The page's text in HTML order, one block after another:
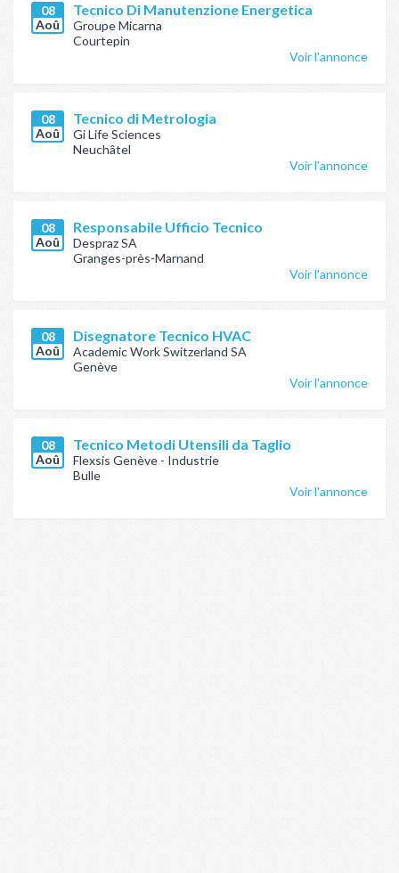
08
Aoû
Tecnico Di Manutenzione Energetica
Groupe Micarna
Courtepin
Voir l'annonce
08
Aoû
Tecnico di Metrologia
Gi Life Sciences
Neuchâtel
Voir l'annonce
08
Aoû
Responsabile Ufficio Tecnico
Despraz SA
Granges-près-Marnand
Voir l'annonce
08
Aoû
Disegnatore Tecnico HVAC
Academic Work Switzerland SA
Genève
Voir l'annonce
08
Aoû
Tecnico Metodi Utensili da Taglio
Flexsis Genève - Industrie
Bulle
Voir l'annonce